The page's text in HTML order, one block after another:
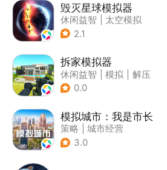
毁灭星球模拟器
休闲益智
太空模拟
| 太空
2.1
拆家模拟器
休闲益智 模拟
解压
| 写实
0.0
模拟城市：我是市长
策略
城市经营
| 模拟城市
3.0